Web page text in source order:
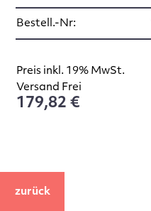
Bestell.-Nr:
Preis inkl. 19% MwSt.
Versand Frei
179,82 €
zurück